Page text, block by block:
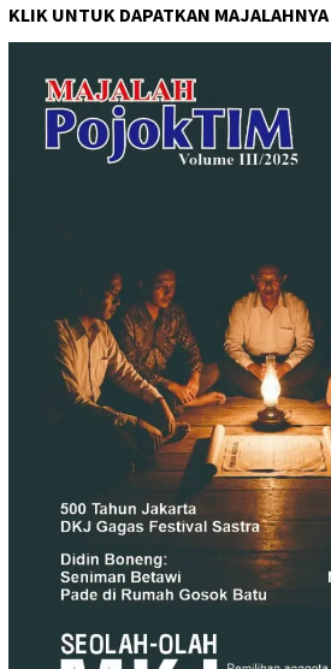
KLIK UNTUK DAPATKAN MAJALAHNYA